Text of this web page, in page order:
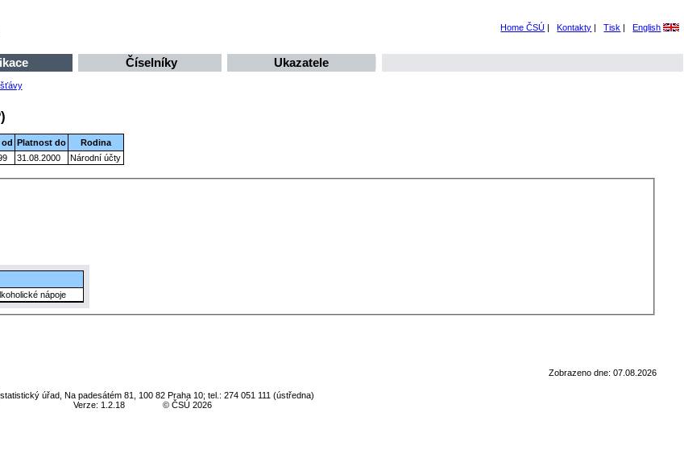
Home ČSÚ | Kontakty | Tisk | English
Číselníky Ukazatele
šťávy
Platnost do
Rodina
31.08.2000 Národní účty
nápoje
Zobrazeno dne: 07.08.2026
úřad, Na padesátém 81, 100 82 Praha 10; tel.: 274 051 111 (ústředna)
Verze: 1.2.18
© ČSÚ 2026